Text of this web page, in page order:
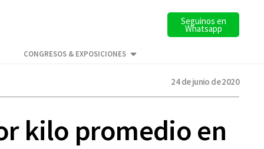
Seguinos en
Whatsapp
CONGRESOS & EXPOSICIONES
24 de junio de 2020
kilo promedio en